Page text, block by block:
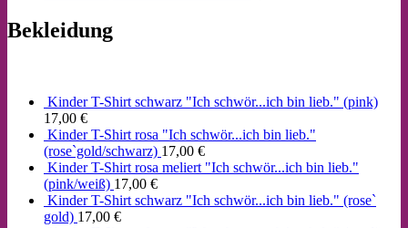
Bekleidung
Kinder T-Shirt schwarz "Ich schwör...ich bin lieb." (pink)
17,00 €
Kinder T-Shirt rosa "Ich schwör...ich bin lieb."
(rose`gold/schwarz) 17,00 €
Kinder T-Shirt rosa meliert "Ich schwör...ich bin lieb."
(pink/weiß) 17,00 €
Kinder T-Shirt schwarz "Ich schwör...ich bin lieb." (rose`
gold) 17,00 €